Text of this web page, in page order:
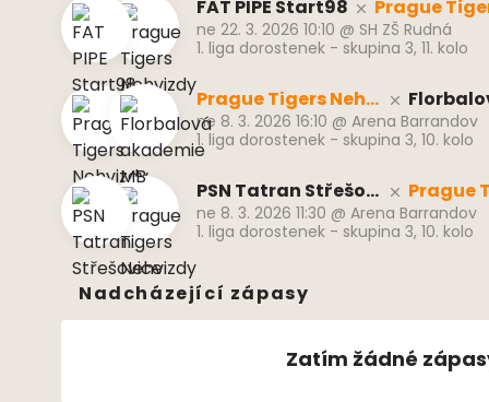
FAT PIPE Start98
Prague
ne 22. 3. 2026 10:10 @ SH ZŠ Rudná
1. liga dorostenek - skupina 3, 11. kolo
Prague Tigers Nehv
izdy
e MB
ne 8. 3. 2026 16:10 @ Arena Barrandov
1. liga dorostenek - skupina 3, 10. kolo
PSN Tatran Střešov
ice
Prague
dy
ne 8. 3. 2026 11:30 @ Arena Barrandov
1. liga dorostenek - skupina 3, 10. kolo
Nadcházející zápasy
Zatím žádné